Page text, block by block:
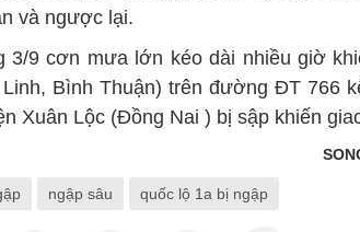
và ngược lại.
3/9 cơn mưa lớn kéo dài nhiều giờ
Bình Thuận) trên đường ĐT 766
Xuân Lộc (Đồng Nai ) bị sập khiến
ngập sâu quốc lộ 1a bị ngập